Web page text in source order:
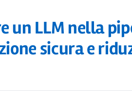
un LLM nella
sicura e